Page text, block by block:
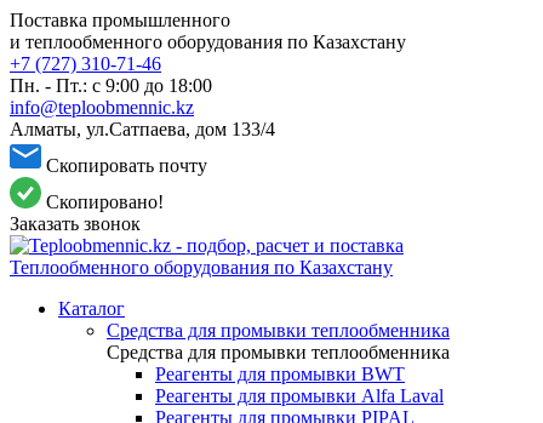
Поставка промышленного
и теплообменного оборудования по Казахстану
+7 (727) 310-71-46
Пн. - Пт.: с 9:00 до 18:00
info@teploobmennic.kz
Алматы, ул.Сатпаева, дом 133/4
Скопировать почту
Скопировано!
Заказать звонок
Каталог
Средства для промывки теплообменника
Средства для промывки теплообменника
Реагенты для промывки BWT
Реагенты для промывки Alfa Laval
Реагенты для промывки PIPAL